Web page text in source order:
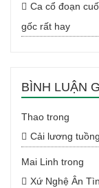
Ca cổ đoạn
gốc rất hay
BÌNH LUẬN
Thao trong
Cải lương
Mai Linh trong
Xứ Nghệ Ân